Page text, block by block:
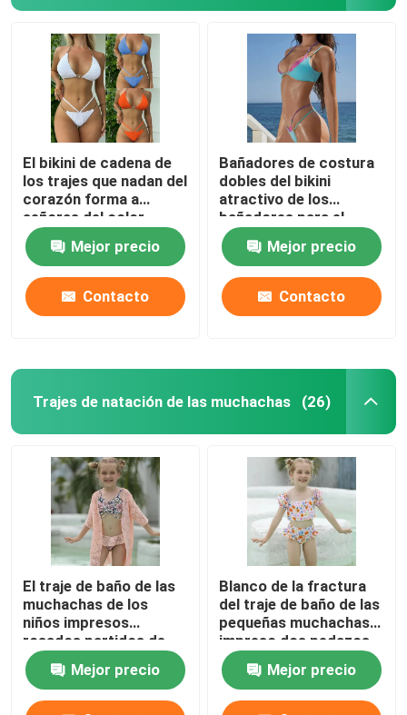
El bikini de cadena de
los trajes que nadan del
corazón forma a
señoras del color
sólido el bikini
atractivo del traje de
baño
Mejor precio
Contacto
Bañadores de costura
dobles del bikini
atractivo de los
bañadores para el
contraste de las
mujeresMejor precio
Contacto
Trajes de natación de las muchachas (26)
El traje de baño de las
muchachas de los
niños impresos
rosados partidos de
los trajes que nadan
ata el mantón bikini de
tres pedazos
Mejor precio
Blanco de la fractura
del traje de baño de las
pequeñas muchachas
impreso dos pedazos
de la muchacha del
traje de baño del
cordón del traje de
Mejor precio